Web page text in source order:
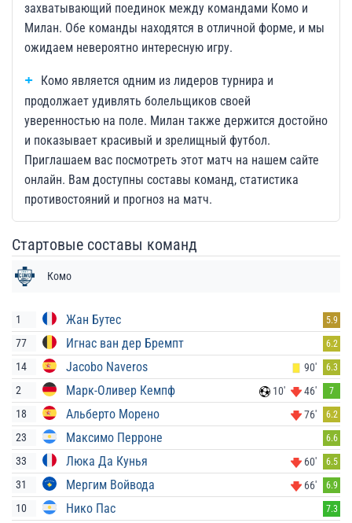
захватывающий поединок между командами Комо и
Милан. Обе команды находятся в отличной форме, и мы
ожидаем невероятно интересную игру.
Комо является одним из лидеров турнира и
продолжает удивлять болельщиков своей
уверенностью на поле. Милан также держится достойно
и показывает красивый и зрелищный футбол.
Приглашаем вас посмотреть этот матч на нашем сайте
онлайн. Вам доступны составы команд, статистика
противостояний и прогноз на матч.
Стартовые составы команд
Комо
1 Жан Бутес 5.9
77 Игнас ван дер Бремпт 6.2
14 Jacobo Naveros 90' 6.3
2 Марк-Оливер Кемпф 10' 46' 7
18 Альберто Морено 76' 6.2
23 Максимо Перроне 6.6
33 Люка Да Кунья 60' 6.5
31 Мергим Войвода 66' 6.9
10 Нико Пас 7.3